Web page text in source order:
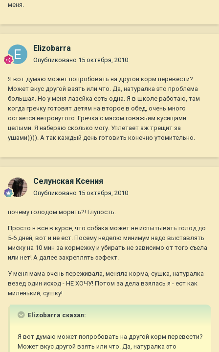
меня.
Elizobarra
Опубликовано 15 октября, 2010
Я вот думаю может попробовать на другой корм перевести?
Может вкус другой взять или что. Да, натуралка это проблема
большая. Но у меня лазейка есть одна. Я в школе работаю, там
когда гречку готовят детям на второе в обед, очень много
остается нетронутого. Гречка с мясом говяжьим кусищами
целыми. Я набераю сколько могу. Уплетает аж трещит за
ушами)))). А так каждый день готовить конечно утомительно.
Селунская Ксения
Опубликовано 15 октября, 2010
почему голодом морить?! Глупость.
Просто н все в курсе, что собака может не испытывать голод до
5-6 дней, вот и не ест. Посему неделю минимум надо выставлять
миску на 10 мин за кормежку и убирать не зависимо от того съела
или нет! А далее закреплять ээфект.
У меня мама очень переживала, меняла корма, сушка, натуралка
везед один исход - НЕ ХОЧУ! Потом за дела взялась я - ест как
миленький, сушку!
Elizobarra сказал:
Я вот думаю может попробовать на другой корм перевести?
Может вкус другой взять или что. Да, натуралка это